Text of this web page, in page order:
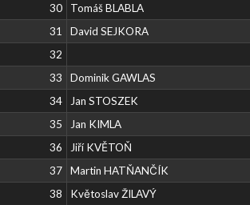
30
Tomáš BLABLA
31
David SEJKORA
32
33
Dominik GAWLAS
34
Jan STOSZEK
35
Jan KIMLA
36
Jiří KVĚTOŇ
37
Martin HATŇANČÍK
38
Květoslav ŽILAVÝ